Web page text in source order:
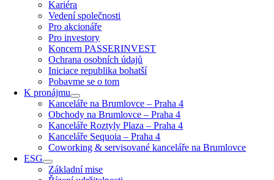
Kariéra
Vedení společnosti
Pro akcionáře
Pro investory
Koncern PASSERINVEST
Ochrana osobních údajů
Iniciace republika bohatší
Pobavme se o tom
K pronájmu
Kanceláře na Brumlovce – Praha 4
Obchody na Brumlovce – Praha 4
Kanceláře Roztyly Plaza – Praha 4
Kanceláře Sequoia – Praha 4
Coworking & servisované kanceláře na Brumlovce
ESG
Základní mise